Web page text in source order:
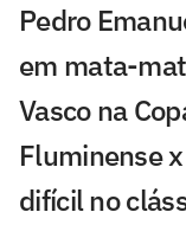
Pedro
em mata-
Vasco na
Fluminense
difícil no